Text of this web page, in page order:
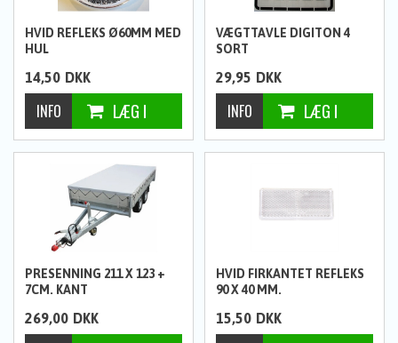
HVID REFLEKS Ø60MM MED
HUL
14,50 DKK
VÆGTTAVLE DIGITON 4
SORT
29,95 DKK
PRESENNING 211 X 123 +
7CM. KANT
269,00 DKK
HVID FIRKANTET REFLEKS
90 X 40 MM.
15,50 DKK